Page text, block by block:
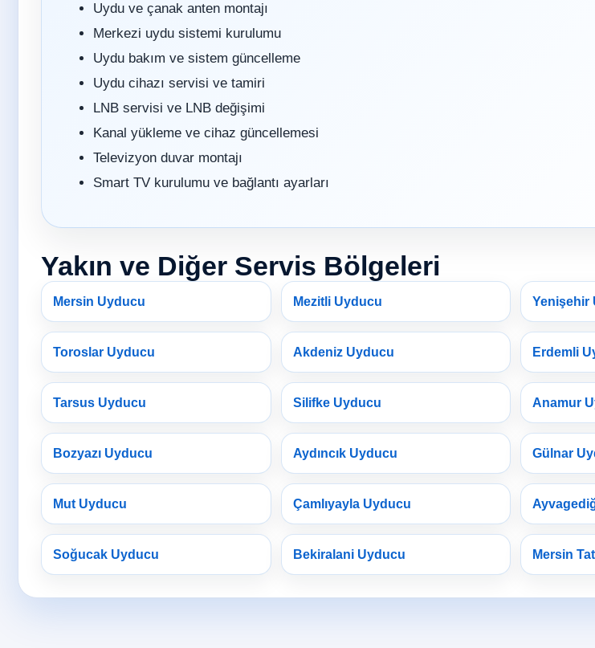
Uydu ve çanak anten montajı
Merkezi uydu sistemi kurulumu
Uydu bakım ve sistem güncelleme
Uydu cihazı servisi ve tamiri
LNB servisi ve LNB değişimi
Kanal yükleme ve cihaz güncellemesi
Televizyon duvar montajı
Smart TV kurulumu ve bağlantı ayarları
Yakın ve Diğer Servis Bölgeleri
Mersin Uyducu Mezitli Uyducu Yenişehir
Toroslar Uyducu Akdeniz Uyducu Erdemli
Tarsus Uyducu Silifke Uyducu Anamur
Bozyazı Uyducu Aydıncık Uyducu Gülnar
Mut Uyducu Çamlıyayla Uyducu
Soğucak Uyducu Bekiralani Uyducu Mersin